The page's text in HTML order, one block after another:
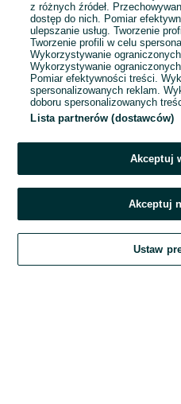
E-mail
Hasło
Kontynuując za pośrednictwem
z różnych źródeł.
dostęp do nich. Pomiar
ulepszanie usług. Tworzenie
Tworzenie profili w celu
Wykorzystywanie
Wykorzystywanie
Pomiar efektywności treści.
spersonalizowanych reklam.
doboru spersonalizowanych
Lista partnerów (dostawców)
Akceptuj
Akceptuj
Ustaw